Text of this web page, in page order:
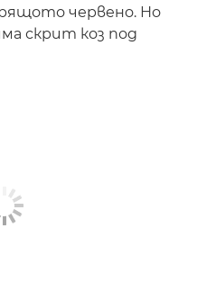
червено. Но
скрит коз под